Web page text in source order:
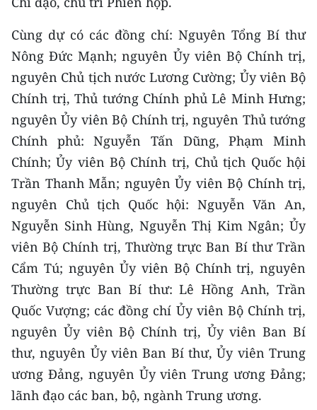
CHƯƠNG TRÌNH OCOP - MỖI XÃ
RADIO
MEDIA CENTER
E-Magazine
Video
Media Chính trị
Media Kinh tế
Media Văn hóa
Media Xã hội
Media Pháp luật
Media Du lịch
Media Thế giới
Cùng dự có các đồng chí: Nguyên Tổng Bí thư
Nông Đức Mạnh; nguyên Ủy viên Bộ Chính trị,
nguyên Chủ tịch nước Lương Cường; Ủy viên Bộ
Chính trị, Thủ tướng Chính phủ Lê Minh Hưng;
nguyên Ủy viên Bộ Chính trị, nguyên Thủ tướng
Chính phủ: Nguyễn Tấn Dũng, Phạm Minh
Chính; Ủy viên Bộ Chính trị, Chủ tịch Quốc hội
Trần Thanh Mẫn; nguyên Ủy viên Bộ Chính trị,
nguyên Chủ tịch Quốc hội: Nguyễn Văn An,
Nguyễn Sinh Hùng, Nguyễn Thị Kim Ngân; Ủy
viên Bộ Chính trị, Thường trực Ban Bí thư Trần
Cẩm Tú; nguyên Ủy viên Bộ Chính trị, nguyên
Thường trực Ban Bí thư: Lê Hồng Anh, Trần
Quốc Vượng; các đồng chí Ủy viên Bộ Chính trị,
nguyên Ủy viên Bộ Chính trị, Ủy viên Ban Bí
thư, nguyên Ủy viên Ban Bí thư, Ủy viên Trung
ương Đảng, nguyên Ủy viên Trung ương Đảng;
lãnh đạo các ban, bộ, ngành Trung ương.